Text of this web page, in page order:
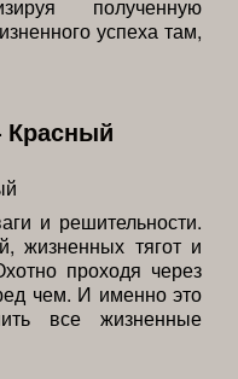
полученную
успеха там,
и решительности.
жизненных тягот и
проходя через
чем. И именно это
все жизненные